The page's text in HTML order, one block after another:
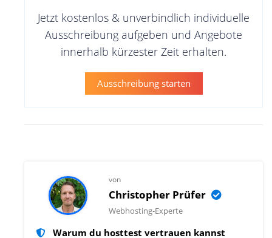
Jetzt kostenlos & unverbindlich individuelle
Ausschreibung aufgeben und Angebote
innerhalb kürzester Zeit erhalten.
Ausschreibung starten
von
Christopher Prüfer
Webhosting-Experte
Warum du hosttest vertrauen kannst